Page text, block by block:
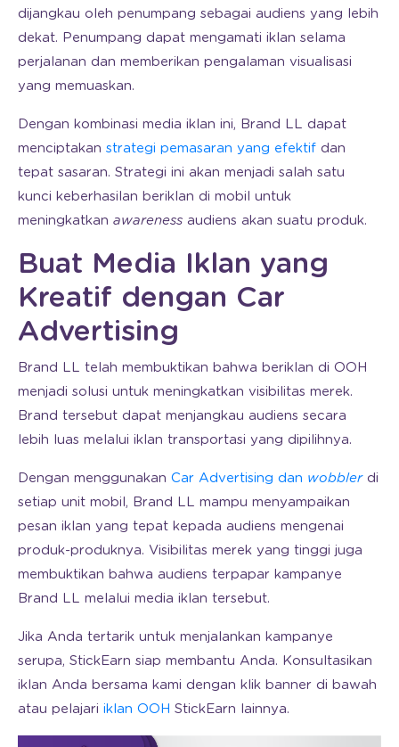
dijangkau oleh penumpang sebagai audiens yang lebih
dekat. Penumpang dapat mengamati iklan selama
perjalanan dan memberikan pengalaman visualisasi
yang memuaskan.
Dengan kombinasi media iklan ini, Brand LL dapat
menciptakan strategi pemasaran yang efektif dan
tepat sasaran. Strategi ini akan menjadi salah satu
kunci keberhasilan beriklan di mobil untuk
meningkatkan awareness audiens akan suatu produk.
Buat Media Iklan yang
Kreatif dengan Car
Advertising
Brand LL telah membuktikan bahwa beriklan di OOH
menjadi solusi untuk meningkatkan visibilitas merek.
Brand tersebut dapat menjangkau audiens secara
lebih luas melalui iklan transportasi yang dipilihnya.
Dengan menggunakan Car Advertising dan wobblerdi
setiap unit mobil, Brand LL mampu menyampaikan
pesan iklan yang tepat kepada audiens mengenai
produk-produknya. Visibilitas merek yang tinggi juga
membuktikan bahwa audiens terpapar kampanye
Brand LL melalui media iklan tersebut.
Jika Anda tertarik untuk menjalankan kampanye
serupa, StickEarn siap membantu Anda. Konsultasikan
iklan Anda bersama kami dengan klik banner di bawah
atau pelajari iklan OOH StickEarn lainnya.